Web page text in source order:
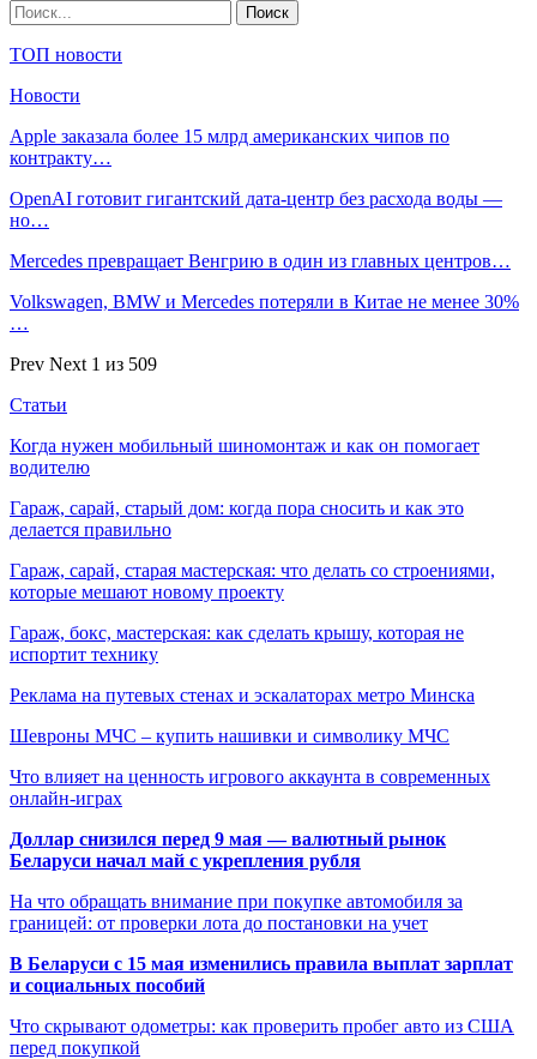
ТОП новости
Новости
Apple заказала более 15 млрд американских чипов по
контракту…
OpenAI готовит гигантский дата-центр без расхода воды —
но…
Mercedes превращает Венгрию в один из главных центров…
Volkswagen, BMW и Mercedes потеряли в Китае не менее 30%
…
Prev Next 1 из 509
Статьи
Когда нужен мобильный шиномонтаж и как он помогает
водителю
Гараж, сарай, старый дом: когда пора сносить и как это
делается правильно
Гараж, сарай, старая мастерская: что делать со строениями,
которые мешают новому проекту
Гараж, бокс, мастерская: как сделать крышу, которая не
испортит технику
Реклама на путевых стенах и эскалаторах метро Минска
Шевроны МЧС – купить нашивки и символику МЧС
Что влияет на ценность игрового аккаунта в современных
онлайн-играх
Доллар снизился перед 9 мая — валютный рынок
Беларуси начал май с укрепления рубля
На что обращать внимание при покупке автомобиля за
границей: от проверки лота до постановки на учет
В Беларуси с 15 мая изменились правила выплат зарплат
и социальных пособий
Что скрывают одометры: как проверить пробег авто из США
перед покупкой